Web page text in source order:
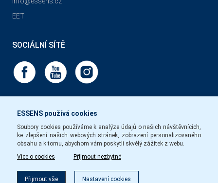
Filtr
ESSENS používá cookies
Soubory cookies používáme k analýze údajů o našich návštěvnících,
ke zlepšení našich webových stránek, zobrazení personalizovaného
obsahu a k tomu, abychom vám poskytli skvělý zážitek z webu.
Více o cookies
Přijmout nezbytné
Přijmout vše Nastavení cookies
EET
SOCIÁLNÍ SÍTĚ